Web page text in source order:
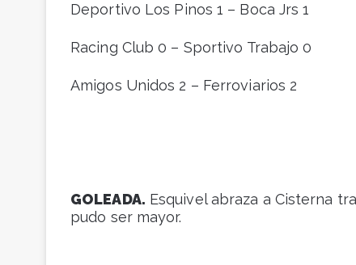
Deportivo Los Pinos 1 – Boca Jrs 1
Racing Club 0 – Sportivo Trabajo 0
Amigos Unidos 2 – Ferroviarios 2
GOLEADA. Esquivel abraza a Cisterna
pudo ser mayor.